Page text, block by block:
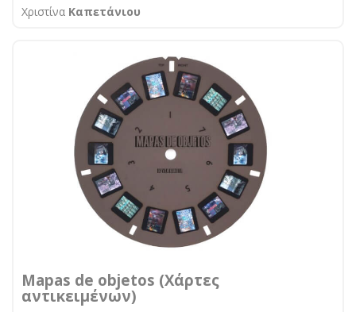
Χριστίνα Καπετάνιου
Mapas de objetos (Χάρτες
αντικειμένων)